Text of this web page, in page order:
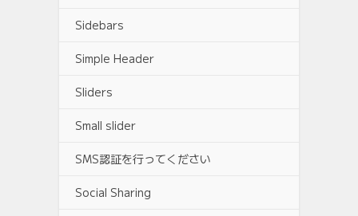
Sidebars
Simple Header
Sliders
Small slider
SMS認証を行ってください
Social Sharing